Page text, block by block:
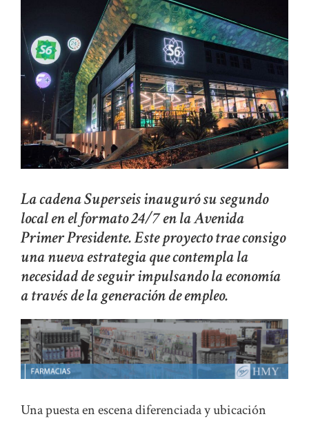
La cadena Superseis inauguró su segundo
local en el formato 24/7 en la Avenida
Primer Presidente. Este proyecto trae consigo
una nueva estrategia que contempla la
necesidad de seguir impulsando la economía
a través de la generación de empleo.
Una puesta en escena diferenciada y ubicación